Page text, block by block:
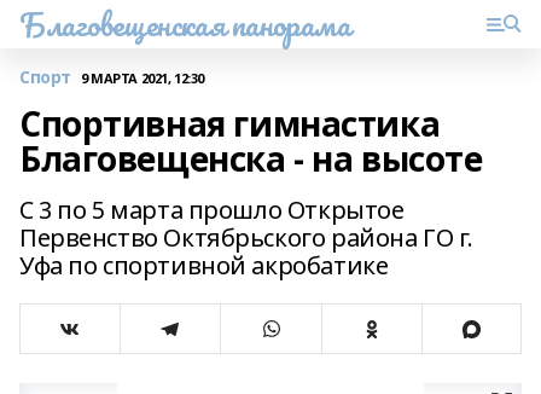
Благовещенская панорама
Спорт 9 МАРТА 2021, 12:30
Спортивная гимнастика
Благовещенска - на высоте
С 3 по 5 марта прошло Открытое
Первенство Октябрьского района ГО г.
Уфа по спортивной акробатике